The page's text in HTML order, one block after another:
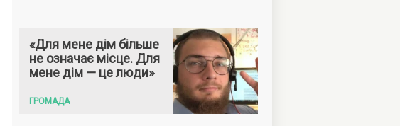
«Для мене дім більше
не означає місце. Для
мене дім — це люди»
ГРОМАДА